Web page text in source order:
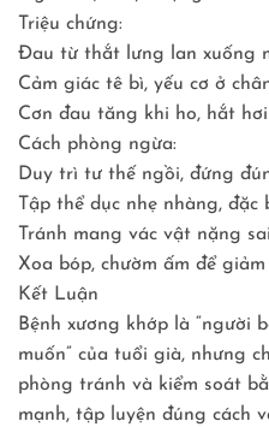
Triệu chứng:
Đau từ thắt lưng lan xuống
Cảm giác tê bì, yếu cơ ở
Cơn đau tăng khi ho, hắt
Cách phòng ngừa:
Duy trì tư thế ngồi, đứng
Tập thể dục nhẹ nhàng, đặc
Tránh mang vác vật nặng
Xoa bóp, chườm ấm để giảm
Kết Luận
Bệnh xương khớp là “người
muốn” của tuổi già, nhưng
phòng tránh và kiểm soát
mạnh, tập luyện đúng cách